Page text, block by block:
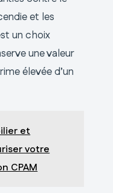
et les
un choix
une valeur
élevée d’un
et
votre
CPAM